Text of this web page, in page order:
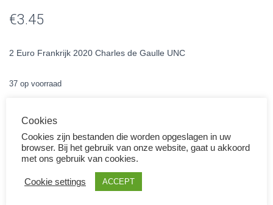
€3.45
2 Euro Frankrijk 2020 Charles de Gaulle UNC
37 op voorraad
Frankrijk
SKU:80405
Categorie:
2 Euromunten
Cookies
Cookies zijn bestanden die worden opgeslagen in uw
browser. Bij het gebruik van onze website, gaat u akkoord
met ons gebruik van cookies.
Cookie settings ACCEPT